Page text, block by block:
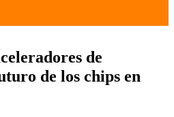
de
de los chips en